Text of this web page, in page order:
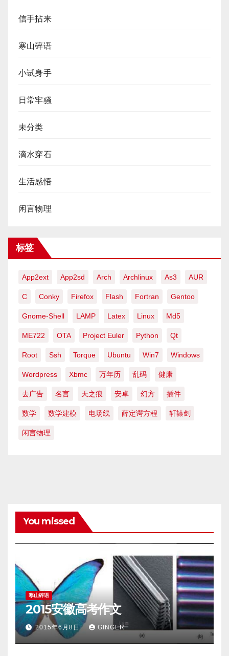
信手拈来
寒山碎语
小试身手
日常牢骚
未分类
滴水穿石
生活感悟
闲言物理
标签
App2ext App2sd Arch Archlinux As3 AUR
C Conky Firefox Flash Fortran Gentoo
Gnome-Shell LAMP Latex Linux Md5
ME722 OTA Project Euler Python Qt
Root Ssh Torque Ubuntu Win7 Windows
Wordpress Xbmc 万年历 乱码 健康
去广告 名言 天之痕 安卓 幻方 插件
数学 数学建模 电场线 薛定谔方程 轩辕剑
闲言物理
You missed
寒山碎语
2015安徽高考作文
2015年6月8日 GINGER